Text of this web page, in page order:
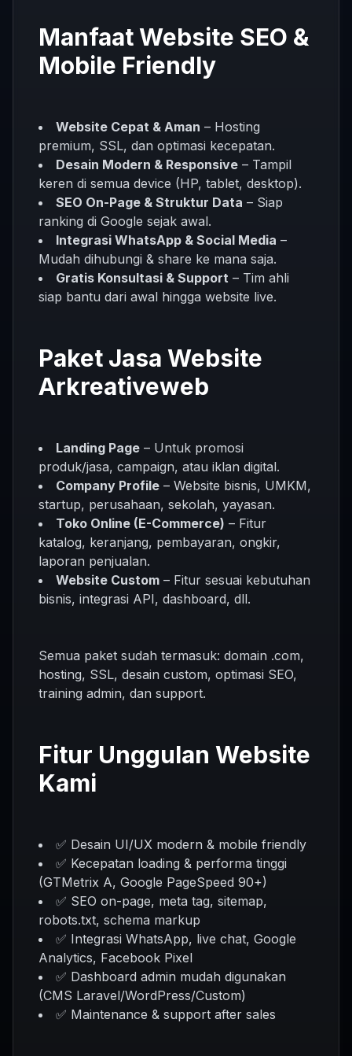
Manfaat Website SEO &
Mobile Friendly
Website Cepat & Aman – Hosting
premium, SSL, dan optimasi kecepatan.
Desain Modern & Responsive – Tampil
keren di semua device (HP, tablet, desktop).
SEO On-Page & Struktur Data – Siap
ranking di Google sejak awal.
Integrasi WhatsApp & Social Media –
Mudah dihubungi & share ke mana saja.
Gratis Konsultasi & Support – Tim ahli
siap bantu dari awal hingga website live.
Paket Jasa Website
Arkreativeweb
Landing Page – Untuk promosi
produk/jasa, campaign, atau iklan digital.
Company Profile – Website bisnis, UMKM,
startup, perusahaan, sekolah, yayasan.
Toko Online (E-Commerce) – Fitur
katalog, keranjang, pembayaran, ongkir,
laporan penjualan.
Website Custom – Fitur sesuai kebutuhan
bisnis, integrasi API, dashboard, dll.
Semua paket sudah termasuk: domain .com,
hosting, SSL, desain custom, optimasi SEO,
training admin, dan support.
Fitur Unggulan Website
Kami
✅ Desain UI/UX modern & mobile friendly
✅ Kecepatan loading & performa tinggi
(GTMetrix A, Google PageSpeed 90+)
✅ SEO on-page, meta tag, sitemap,
robots.txt, schema markup
✅ Integrasi WhatsApp, live chat, Google
Analytics, Facebook Pixel
✅ Dashboard admin mudah digunakan
(CMS Laravel/WordPress/Custom)
✅ Maintenance & support after sales